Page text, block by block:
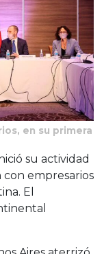
en su primera
su actividad
empresarios
El